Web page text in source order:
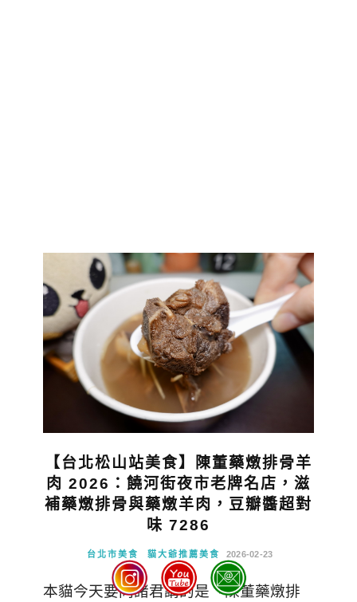
【台北松山站美食】陳董藥燉排骨羊
肉 2026：饒河街夜市老牌名店，滋
補藥燉排骨與藥燉羊肉，豆瓣醬超對
味 7286
台北市美食 貓大爺推薦美食 2026-02-23
本貓今天要同諸君講的是「陳董藥燉排